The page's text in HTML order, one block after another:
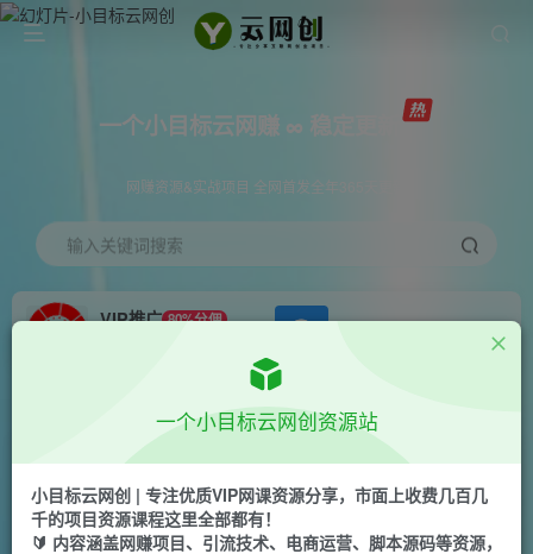
一个小目标云网赚 ∞ 稳定更新
网赚资源&实战项目 全网首发全年365天更新
输入关键词搜索
VIP推广 80%分佣
会员免费 正文
TikTok爆品选品逻辑及运营思路：解决网络环境
快速入门TikTok
一个小目标云网创 关注 私信
一个小目标云网创资源站
小目标云网创 | 专注优质VIP网课资源分享，市面上收费几百几
千的项目资源课程这里全部都有！
🔰 内容涵盖网赚项目、引流技术、电商运营、脚本源码等资源，